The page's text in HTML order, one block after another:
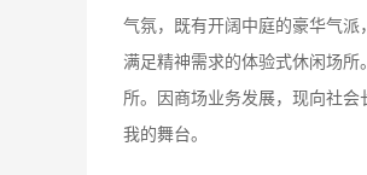
气氛，既有开阔中庭的豪华气派
满足精神需求的体验式休闲场
所。因商场业务发展，现向社
我的舞台。